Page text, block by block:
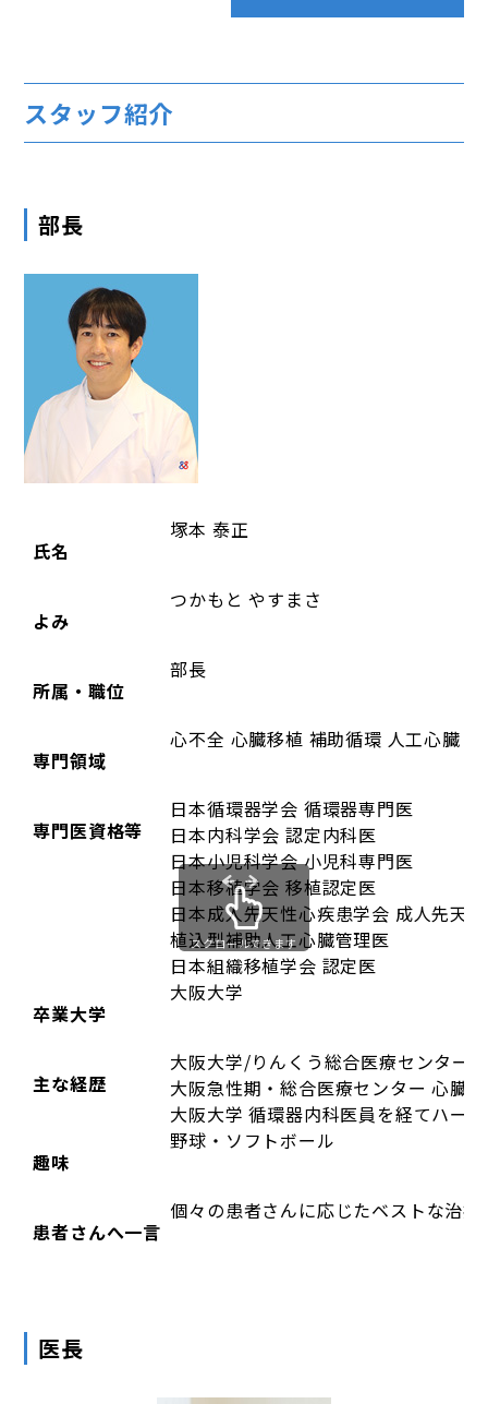
スタッフ紹介
部長
氏名
塚本 泰正
よみ
つかもと やすまさ
所属・職位
部長
専門領域
心不全 心臓移植 補助循環 人工心臓
専門医資格等
日本循環器学会 循環器専門医
日本内科学会 認定内科医
日本小児科学会 小児科専門医
日本移植学会 移植認定医
日本成人先天性心疾患学会 成人先天
植込型補助人工心臓管理医
日本組織移植学会 認定医
卒業大学
大阪大学
主な経歴
大阪大学/りんくう総合医療センター
大阪急性期・総合医療センター 心臓
大阪大学 循環器内科医員を経てハー
趣味
野球・ソフトボール
患者さんへ一言
個々の患者さんに応じたベストな治
スクロールできます
医長